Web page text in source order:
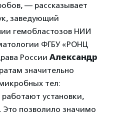
— рассказывает
заведующий
гемобластозов НИИ
ФГБУ «РОНЦ
России Александр
значительно
тел:
работают установки,
Это позволило значимо